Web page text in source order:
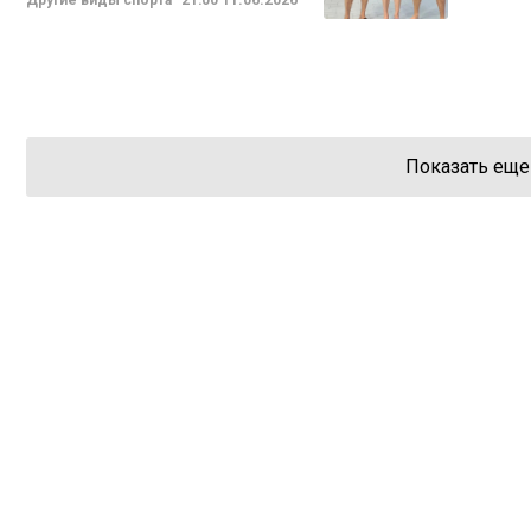
Показать